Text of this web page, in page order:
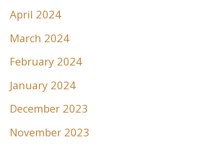
April 2024
March 2024
February 2024
January 2024
December 2023
November 2023